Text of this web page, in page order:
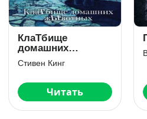
Спящие
красавицы
Оуэн Кинг
Читать